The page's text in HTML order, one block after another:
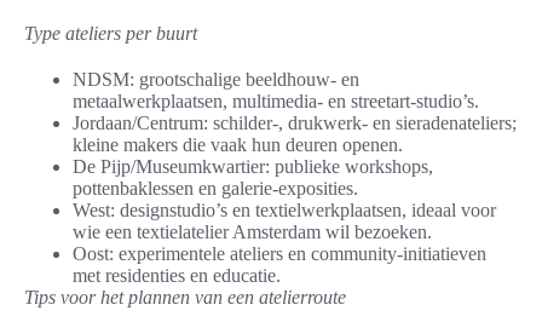
Type ateliers per buurt
NDSM: grootschalige beeldhouw- en
metaalwerkplaatsen, multimedia- en streetart-studio’s.
Jordaan/Centrum: schilder-, drukwerk- en sieradenateliers;
kleine makers die vaak hun deuren openen.
De Pijp/Museumkwartier: publieke workshops,
pottenbaklessen en galerie-exposities.
West: designstudio’s en textielwerkplaatsen, ideaal voor
wie een textielatelier Amsterdam wil bezoeken.
Oost: experimentele ateliers en community-initiatieven
met residenties en educatie.
Tips voor het plannen van een atelierroute